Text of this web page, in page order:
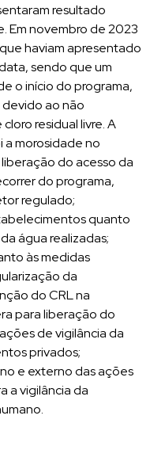
resultado
Em novembro de 2023
haviam apresentado
sendo que um
o início do programa,
devido ao não
residual livre. A
morosidade no
do acesso da
do programa,
regulado;
quanto
água realizadas;
às medidas
da
do CRL na
para liberação do
de vigilância da
privados;
e externo das ações
a vigilância da